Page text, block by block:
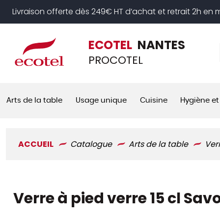
Livraison offerte dès 249€ HT d’achat et retrait 2h en
ECOTEL NANTES
PROCOTEL
Arts de la table Usage unique Cuisine Hygiène
ACCUEIL Catalogue Arts de la table
Verre à pied verre 15 cl
Panneau de gestion des cookies